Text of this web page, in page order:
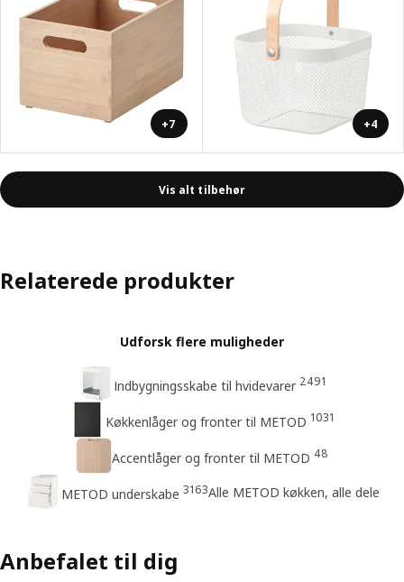
+7 +4
Vis alt tilbehør
Relaterede produkter
Udforsk flere muligheder
Indbygningsskabe til hvidevarer 2491
Køkkenlåger og fronter til METOD 1031
Accentlåger og fronter til METOD 48
METOD underskabe 3163Alle METOD køkken, alle dele
Anbefalet til dig